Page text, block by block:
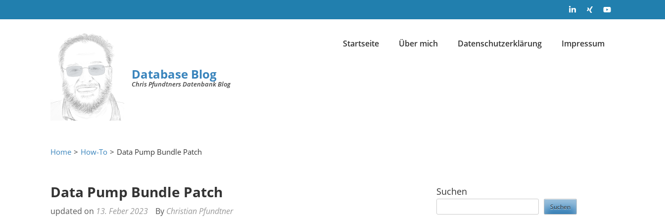
Database Blog
Chris Pfundtners Datenbank Blog
Startseite Über mich Datenschutzerklärung Impressum
Home > How-To > Data Pump Bundle Patch
Data Pump Bundle Patch
updated on 13. Feber 2023 By Christian Pfundtner
Suchen
Suchen